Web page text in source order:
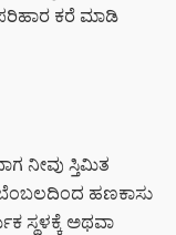
ಕರೆ ಮಾಡಿ
ನೀವು ಸ್ತಿಮಿತ
ಬೆಂಬಲದಿಂದ ಹಣಕಾಸು
ಸ್ಥಳಕ್ಕೆ ಅಥವಾ